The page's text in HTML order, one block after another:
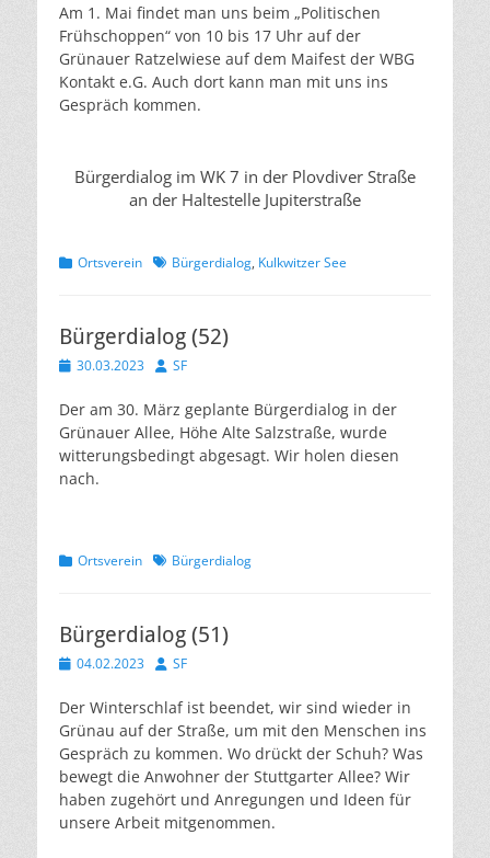
Am 1. Mai findet man uns beim „Politischen
Frühschoppen“ von 10 bis 17 Uhr auf der
Grünauer Ratzelwiese auf dem Maifest der WBG
Kontakt e.G. Auch dort kann man mit uns ins
Gespräch kommen.
Bürgerdialog im WK 7 in der Plovdiver Straße
an der Haltestelle Jupiterstraße
Kategorien
Ortsverein Schlagworte
Bürgerdialog, Kulkwitzer See
Bürgerdialog (52)
Veröffentlicht
30.03.2023 Autor
SF
Der am 30. März geplante Bürgerdialog in der
Grünauer Allee, Höhe Alte Salzstraße, wurde
witterungsbedingt abgesagt. Wir holen diesen
nach.
Kategorien
Ortsverein Schlagworte
Bürgerdialog
Bürgerdialog (51)
Veröffentlicht
04.02.2023 Autor
SF
Der Winterschlaf ist beendet, wir sind wieder in
Grünau auf der Straße, um mit den Menschen ins
Gespräch zu kommen. Wo drückt der Schuh? Was
bewegt die Anwohner der Stuttgarter Allee? Wir
haben zugehört und Anregungen und Ideen für
unsere Arbeit mitgenommen.